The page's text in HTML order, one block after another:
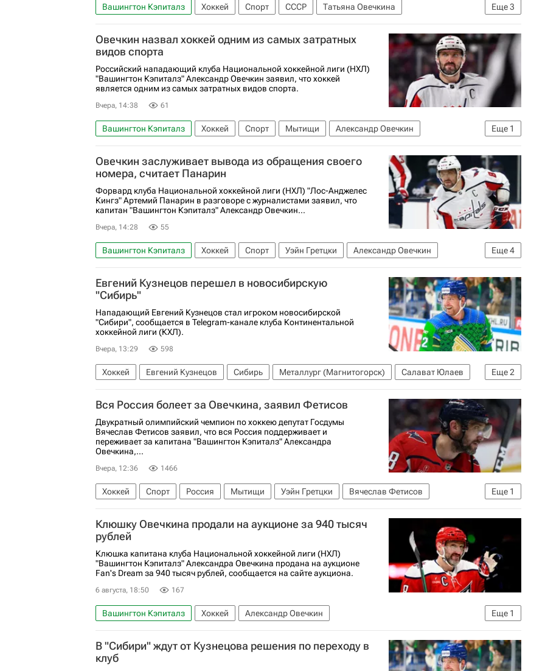
Еще3
Вашингтон Кэпиталз Хоккей Спорт СССР
Татьяна Овечкина
Александр Овечкин
Капитан Национальная хоккейная лига (НХЛ)
Овечкин назвал хоккей одним из самых затратных
видов спорта
Российский нападающий клуба Национальной хоккейной лиги (НХЛ)
"Вашингтон Кэпиталз" Александр Овечкин заявил, что хоккей
является одним из самых затратных видов спорта.
Вчера, 14:38 61
Еще 1
Вашингтон Кэпиталз Хоккей Спорт Мытищи
Александр Овечкин
Национальная хоккейная лига (НХЛ)
Овечкин заслуживает вывода из обращения своего
номера, считает Панарин
Форвард клуба Национальной хоккейной лиги (НХЛ) "Лос-Анджелес
Кингз" Артемий Панарин в разговоре с журналистами заявил, что
капитан "Вашингтон Кэпиталз" Александр Овечкин...
Вчера, 14:28 55
Еще4
Вашингтон Кэпиталз Хоккей Спорт Уэйн Гретцки
Александр Овечкин
Анже Копитар
Артемий Панарин
Лос-Анджелес Кингз
Национальная хоккейная лига (НХЛ)
Евгений Кузнецов перешел в новосибирскую
"Сибирь"
Нападающий Евгений Кузнецов стал игроком новосибирской
"Сибири", сообщается в Telegram-канале клуба Континентальной
хоккейной лиги (КХЛ).
Вчера, 13:29 598
Еще2
Хоккей Евгений Кузнецов Сибирь Металлург (Магнитогорск)
Салават Юлаев
КХЛ 2025-2026
Национальная хоккейная лига (НХЛ)
Вся Россия болеет за Овечкина, заявил Фетисов
Двукратный олимпийский чемпион по хоккею депутат Госдумы
Вячеслав Фетисов заявил, что вся Россия поддерживает и
переживает за капитана "Вашингтон Кэпиталз" Александра
Овечкина,...
Вчера, 12:36 1466
Еще 1
Хоккей Спорт Россия Мытищи Уэйн Гретцки
Вячеслав Фетисов
Госдума РФ
Клюшку Овечкина продали на аукционе за 940 тысяч
рублей
Клюшка капитана клуба Национальной хоккейной лиги (НХЛ)
"Вашингтон Кэпиталз" Александра Овечкина продана на аукционе
Fan's Dream за 940 тысяч рублей, сообщается на сайте аукциона.
6 августа, 18:50 167
Еще 1
Вашингтон Кэпиталз Хоккей
Александр Овечкин
Национальная хоккейная лига (НХЛ)
В "Сибири" ждут от Кузнецова решения по переходу в
клуб